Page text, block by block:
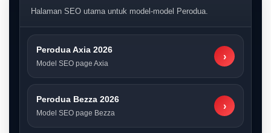
Halaman SEO utama untuk model-model Perodua.
Perodua Axia 2026
Model SEO page Axia
›
Perodua Bezza 2026
Model SEO page Bezza
›